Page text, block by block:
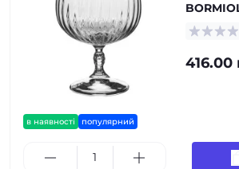
в наявності популярний
416.00